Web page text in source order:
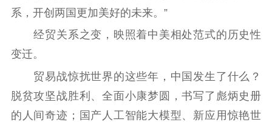
系，开创两国更加美好的未来。”
经贸关系之变，映照着中美相处范式的历史性
变迁。
贸易战惊扰世界的这些年，中国发生了什么？
脱贫攻坚战胜利、全面小康梦圆，书写了彪炳史册
的人间奇迹；国产人工智能大模型、新应用惊艳世